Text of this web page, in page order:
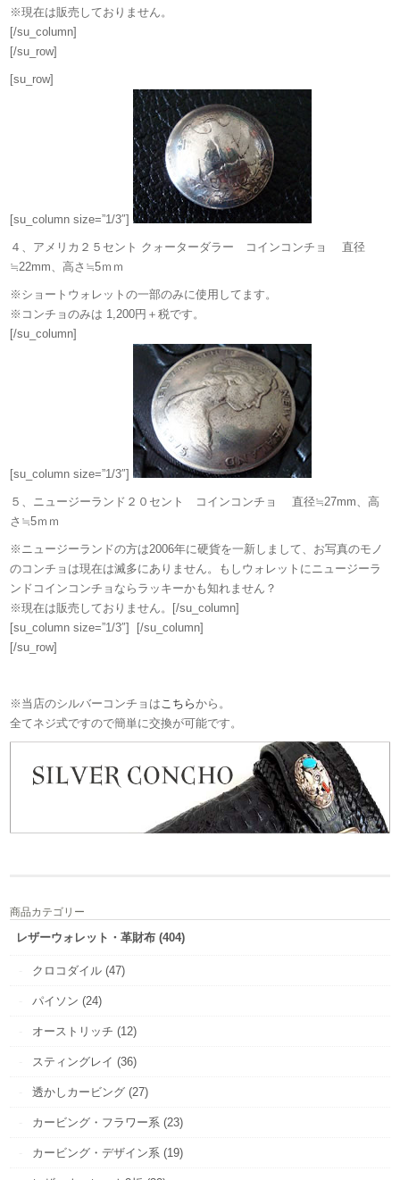
※現在は販売しておりません。
[/su_column]
[/su_row]
[su_row]
[su_column size=”1/3″]
４、アメリカ２５セント クォーターダラー コインコンチョ 直径
≒22mm、高さ≒5ｍｍ
※ショートウォレットの一部のみに使用してます。
※コンチョのみは 1,200円＋税です。
[/su_column]
[su_column size=”1/3″]
５、ニュージーランド２０セント コインコンチョ 直径≒27mm、高
さ≒5ｍｍ
※ニュージーランドの方は2006年に硬貨を一新しまして、お写真のモノ
のコンチョは現在は滅多にありません。もしウォレットにニュージーラ
ンドコインコンチョならラッキーかも知れません？
※現在は販売しておりません。[/su_column]
[su_column size=”1/3″] [/su_column]
[/su_row]
※当店のシルバーコンチョは こちらから。
全てネジ式ですので簡単に交換が可能です。
商品カテゴリー
レザーウォレット・革財布 (404)
クロコダイル (47)
パイソン (24)
オーストリッチ (12)
スティングレイ (36)
透かしカービング (27)
カービング・フラワー系 (23)
カービング・デザイン系 (19)